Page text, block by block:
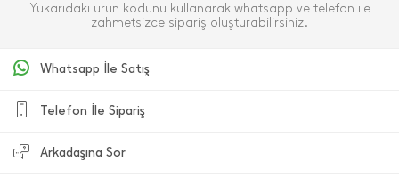
Yukarıdaki ürün kodunu kullanarak whatsapp ve telefon ile
zahmetsizce sipariş oluşturabilirsiniz.
Whatsapp İle Satış
Telefon İle Sipariş
Arkadaşına Sor